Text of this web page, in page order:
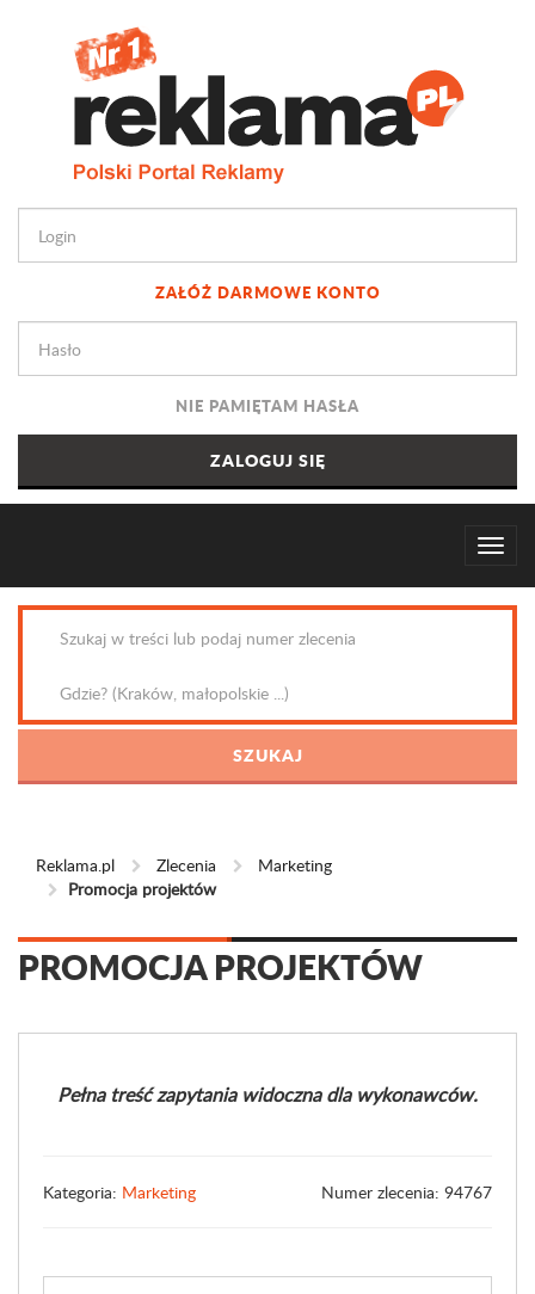
ZAŁÓŻ DARMOWE KONTO
NIE PAMIĘTAM HASŁA
Reklama.pl Zlecenia
Marketing
Promocja projektów
PROMOCJA PROJEKTÓW
Pełna treść zapytania widoczna dla wykonawców.
Kategoria: Marketing Numer zlecenia: 94767